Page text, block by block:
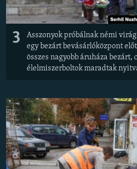
3
Asszonyok próbálnak némi
egy bezárt bevásárlóközpont
összes nagyobb áruháza bezárt,
élelmiszerboltok maradtak